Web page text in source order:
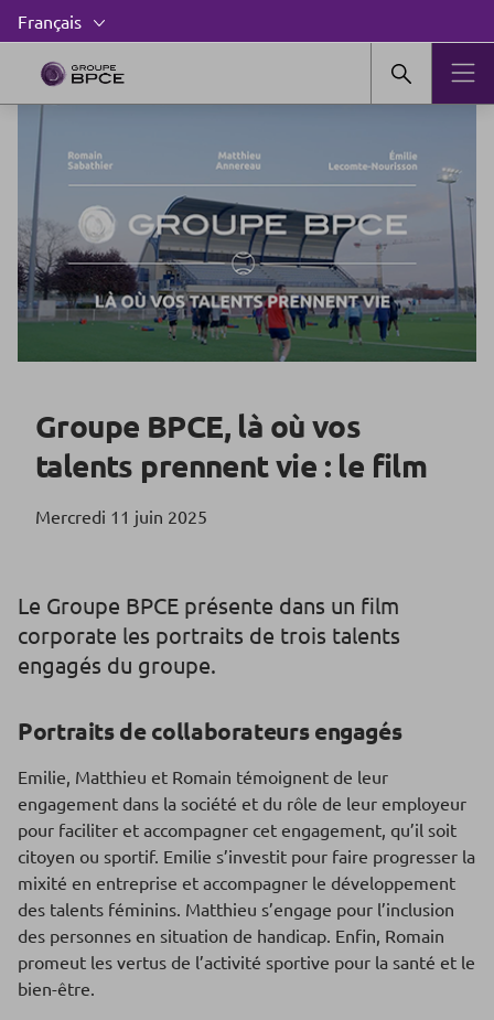
Groupe BPCE, là où vos
talents prennent vie : le film
Mercredi 11 juin 2025
Le Groupe BPCE présente dans un film
corporate les portraits de trois talents
engagés du groupe.
Portraits de collaborateurs engagés
Emilie, Matthieu et Romain témoignent de leur
engagement dans la société et du rôle de leur employeur
pour faciliter et accompagner cet engagement, qu’il soit
citoyen ou sportif. Emilie s’investit pour faire progresser la
mixité en entreprise et accompagner le développement
des talents féminins. Matthieu s’engage pour l’inclusion
des personnes en situation de handicap. Enfin, Romain
promeut les vertus de l’activité sportive pour la santé et le
bien-être.